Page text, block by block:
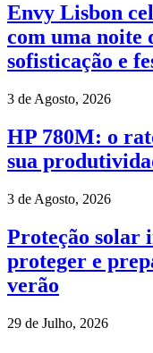
Envy Lisbon
com uma noite
sofisticação e
3 de Agosto, 2026
HP 780M: o
sua
3 de Agosto, 2026
Proteção solar
proteger e
verão
29 de Julho, 2026